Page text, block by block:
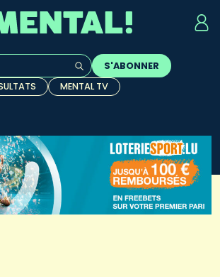
de l'auto-complétion sont
S'ABONNER
MENTAL TV